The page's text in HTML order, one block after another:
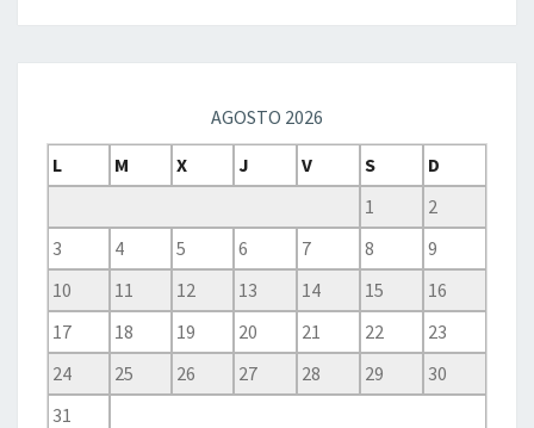
AGOSTO 2026
L
M X J V S
D
1
2
3
4 5 6 7 8
9
10
11 12 13 14 15
16
17
18 19 20 21 22
23
24
25 26 27 28 29
30
31